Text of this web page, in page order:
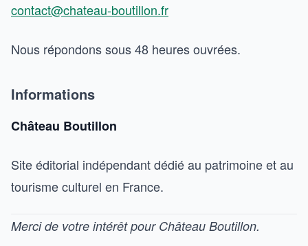
contact@chateau-boutillon.fr
Nous répondons sous 48 heures ouvrées.
Informations
Château Boutillon
Site éditorial indépendant dédié au patrimoine et au
tourisme culturel en France.
Merci de votre intérêt pour Château Boutillon.